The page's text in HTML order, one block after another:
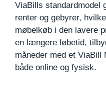
ViaBills standardmodel
renter og gebyrer,
møbelkøb i den lavere
en længere løbetid,
måneder med et ViaBill
både online og fysisk.